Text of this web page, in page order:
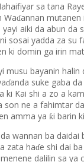
sa tana
Waɗannan mutanen
aiki da abun da
sosai yadda za
ki domin ga irin
bayanin
ɗanda suke gaba
ki Kai shi a zo a
ne a fahimtar
amma ya ƙi barin
wannan ba
zata haɗe shi dai
dalilin sa